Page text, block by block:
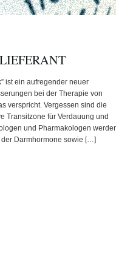
ist ein aufregender neuer
bei der Therapie von
verspricht. Vergessen sind die
Transitzone für Verdauung und
und Pharmakologen
Darmhormone sowie […]